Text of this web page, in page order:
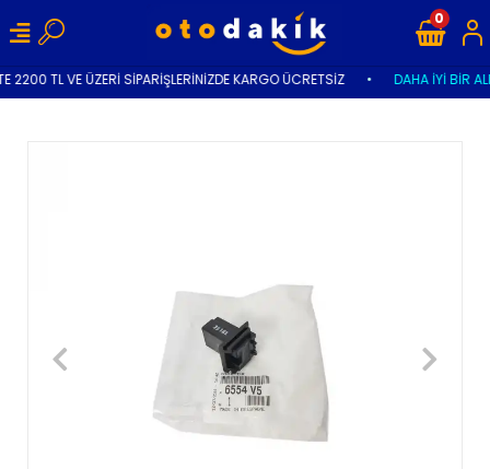
2200 TL VE ÜZERİ SİPARİŞLERİNİZDE KARGO ÜCRETSİZ DAHA İYİ BİR
0